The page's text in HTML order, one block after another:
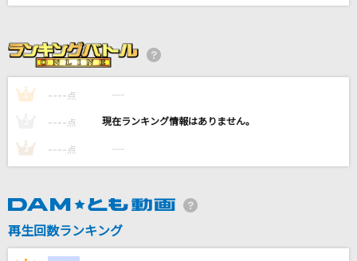
AKB48
[生音]野性の風
今井美樹
さよならエレジー
菅田将暉
YouTubeテーマソング
夢色パレード
Rhodanthe*【西明日香、田中真奈美、種田梨沙、内山夕実、東山奈央】
1 ---- 点 ----
---- 点 ----
3 ---- 点 ----
再生回数ランキング